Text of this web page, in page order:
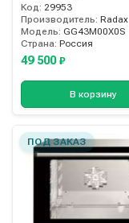
Код: 29953
Производитель: Radax
Модель: GG43M00X0S
Страна: Россия
49 500 ₽
В корзину
ПОД ЗАКАЗ